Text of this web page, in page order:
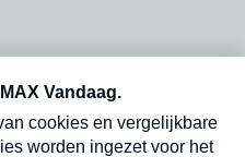
dinsdagochtend in